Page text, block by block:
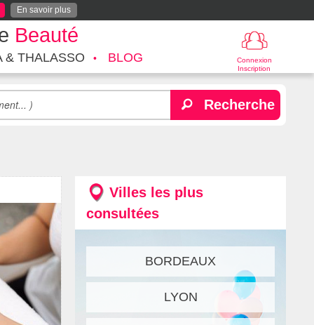
En savoir plus
Beauté
Connexion
Inscription
& THALASSO BLOG
Recherche
Villes les plus
consultées
BORDEAUX
LYON